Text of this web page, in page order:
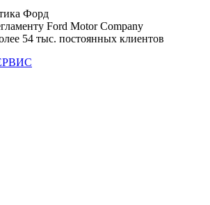
Форд
Ford Motor Company
54 тыс. постоянных клиентов